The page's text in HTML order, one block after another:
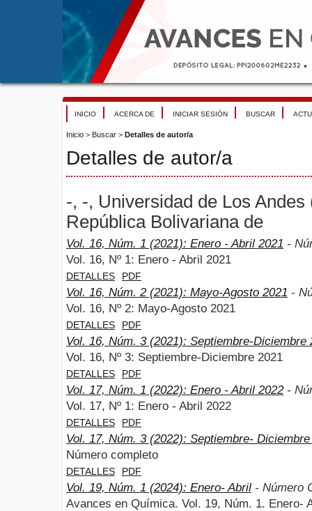
INICIO ACERCA DE INICIAR SESIÓN BUSCAR
Inicio > Buscar > Detalles de autor/a
Detalles de autor/a
-, -, Universidad de Los
República Bolivariana de
Vol. 16, Núm. 1 (2021): Enero - Abril 2021 -
Vol. 16, Nº 1: Enero - Abril 2021
DETALLES PDF
Vol. 16, Núm. 2 (2021): Mayo-Agosto 2021 -
Vol. 16, Nº 2: Mayo-Agosto 2021
DETALLES PDF
Vol. 16, Núm. 3 (2021): Septiembre-Diciembre
Vol. 16, Nº 3: Septiembre-Diciembre 2021
DETALLES PDF
Vol. 17, Núm. 1 (2022): Enero - Abril 2022-
Vol. 17, Nº 1: Enero - Abril 2022
DETALLES PDF
Vol. 17, Núm. 3 (2022): Septiembre-
Número completo
DETALLES PDF
Vol. 19, Núm. 1 (2024): Enero- Abril - Número
Avances en Química. Vol. 19, Núm. 1. Enero-